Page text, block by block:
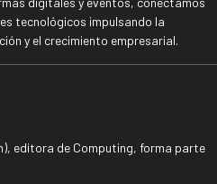
tecnológicos impulsando la
y el crecimiento empresarial.
editora de Computing, forma parte